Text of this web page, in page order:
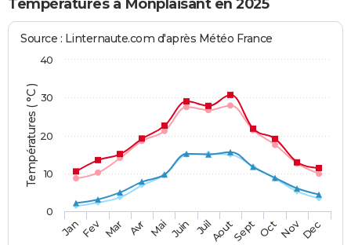
Températures à Monplaisant en 2025
Températures ( °C )
Source : Linternaute.com d'après Météo France
JanFev Mar Avr Mai Juin JuilAoutSept OctNovDec
0
10
20
30
40